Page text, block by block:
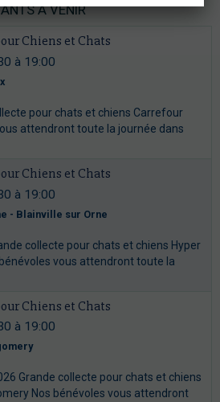
À VENIR
Chiens et Chats
à 19:00
pour chats et chiens Carrefour
attendront toute la journée dans
Chiens et Chats
à 19:00
- Blainville sur Orne
collecte pour chats et chiens Hyper
vous attendront toute la
Chiens et Chats
à 19:00
Grande collecte pour chats et chiens
Nos bénévoles vous attendront